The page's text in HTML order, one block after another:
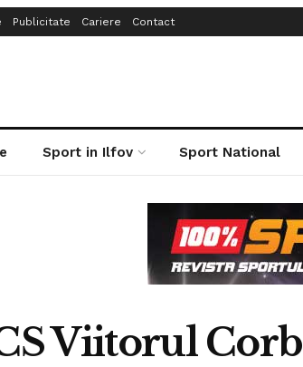
Publicitate Cariere Contact
Sport in Ilfov Sport National
Viitorul